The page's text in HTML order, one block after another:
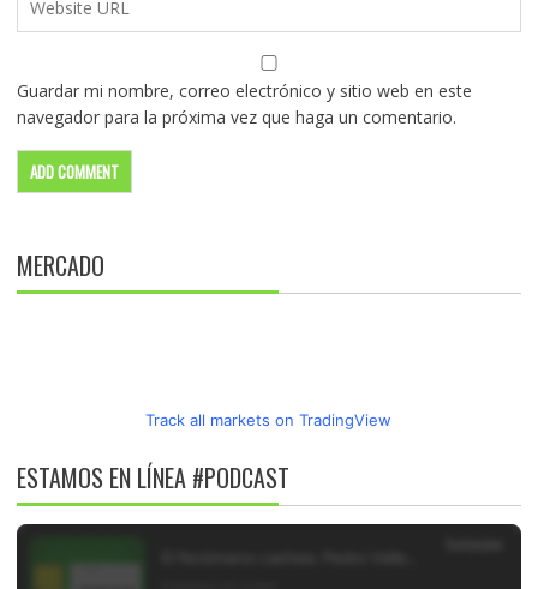
Guardar mi nombre, correo electrónico y sitio web en este
navegador para la próxima vez que haga un comentario.
MERCADO
Track all markets on TradingView
ESTAMOS EN LÍNEA #PODCAST